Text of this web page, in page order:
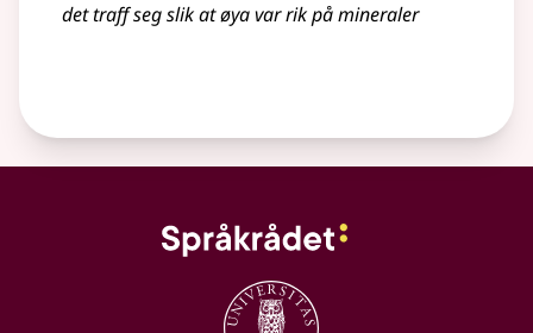
det traff seg slik at øya var rik på mineraler